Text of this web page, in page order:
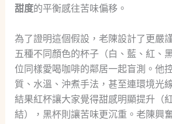
甜度的平衡感往苦味偏移。
為了證明這個假設，老陳設計了更嚴
五種不同顏色的杯子（白、藍、紅、
位同樣愛喝咖啡的鄰居一起盲測。他
質、水溫、沖煮手法，甚至連環境光
結果紅杯讓大家覺得甜感明顯提升（
結），黑杯則讓苦味更沉重。老陳興